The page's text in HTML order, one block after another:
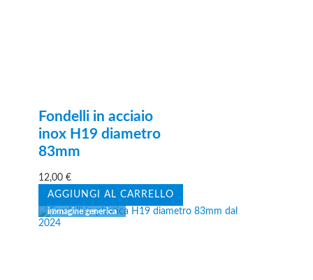
Fondelli in acciaio
inox H19 diametro
83mm
12,00€
AGGIUNGI AL CARRELLO